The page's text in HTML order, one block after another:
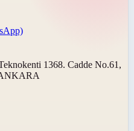
1368. Cadde No.61,